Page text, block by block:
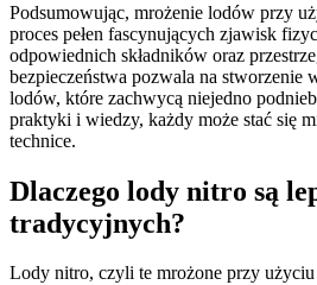
Podsumowując, mrożenie lodów przy
proces pełen fascynujących zjawisk⁢
odpowiednich składników oraz
bezpieczeństwa pozwala na stworzenie
lodów, ‌które zachwycą niejedno
praktyki i wiedzy, każdy może stać się
technice.
Dlaczego lody nitro są
‍tradycyjnych?
Lody nitro, czyli te mrożone przy użyciu